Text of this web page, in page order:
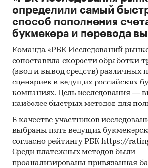
определили самый
способ пополнения
букмекера и перевода
Команда «РБК Исследований
сопоставила скорости обработки
(ввод и вывод средств) различных
сценариев в ведущих российских
компаниях. Цель исследования —
наиболее быстрых методов для
В качестве участников
выбраны пять ведущих
согласно рейтингу РБК https://
Среди платежных методов были
проанализированы привязанная